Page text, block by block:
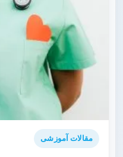
مقالات آموزشی